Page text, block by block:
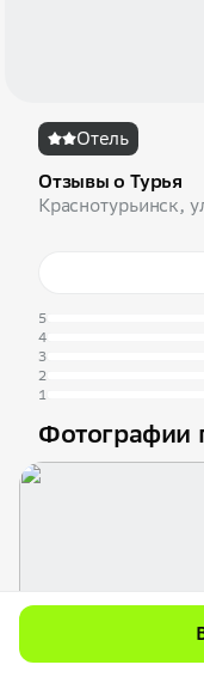
Отель
Отзывы о Турья
Краснотурьинск,
5
4
3
2
1
Фотографии